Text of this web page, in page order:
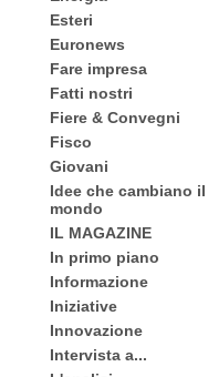
Esteri
Euronews
Fare impresa
Fatti nostri
Fiere & Convegni
Fisco
Giovani
Idee che cambiano il
mondo
IL MAGAZINE
In primo piano
Informazione
Iniziative
Innovazione
Intervista a...